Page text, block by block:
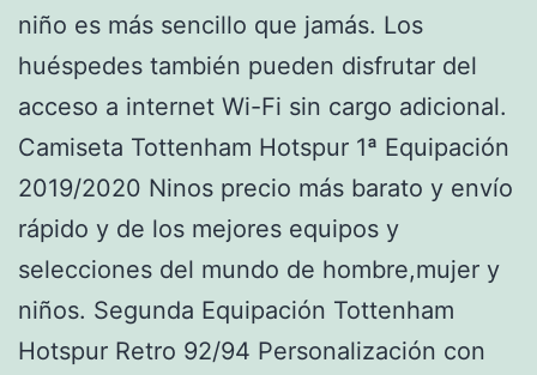
niño es más sencillo que jamás. Los
huéspedes también pueden disfrutar del
acceso a internet Wi-Fi sin cargo adicional.
Camiseta Tottenham Hotspur 1ª Equipación
2019/2020 Ninos precio más barato y envío
rápido y de los mejores equipos y
selecciones del mundo de hombre,mujer y
niños. Segunda Equipación Tottenham
Hotspur Retro 92/94 Personalización con